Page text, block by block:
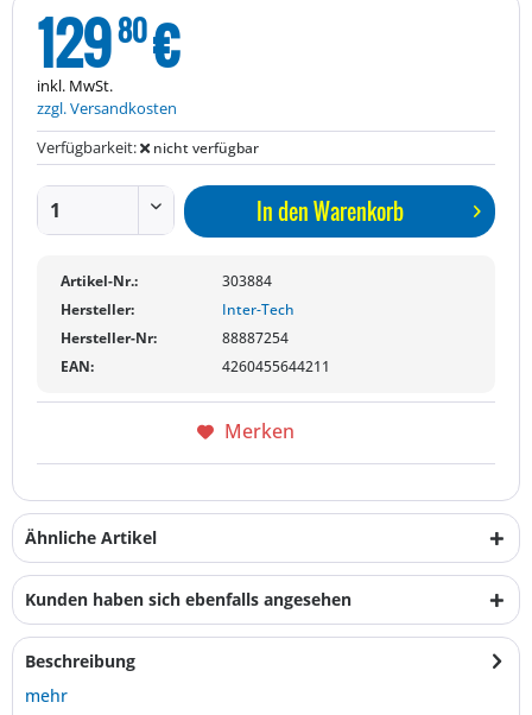
12980€
inkl. MwSt.
zzgl. Versandkosten
Verfügbarkeit:
nicht verfügbar
In denWarenkorb
Artikel-Nr.:
303884
Hersteller:
Inter-Tech
Hersteller-Nr:
88887254
EAN:
4260455644211
Merken
Ähnliche Artikel
Kunden haben sich ebenfalls angesehen
Beschreibung
mehr